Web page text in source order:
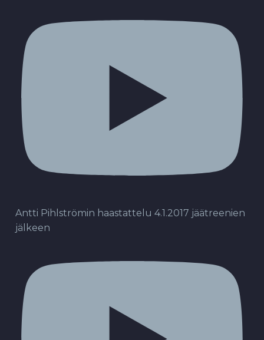
Antti Pihlströmin haastattelu 4.1.2017 jäätreenien
jälkeen